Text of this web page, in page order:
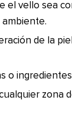
el vello sea
de la
o
zona